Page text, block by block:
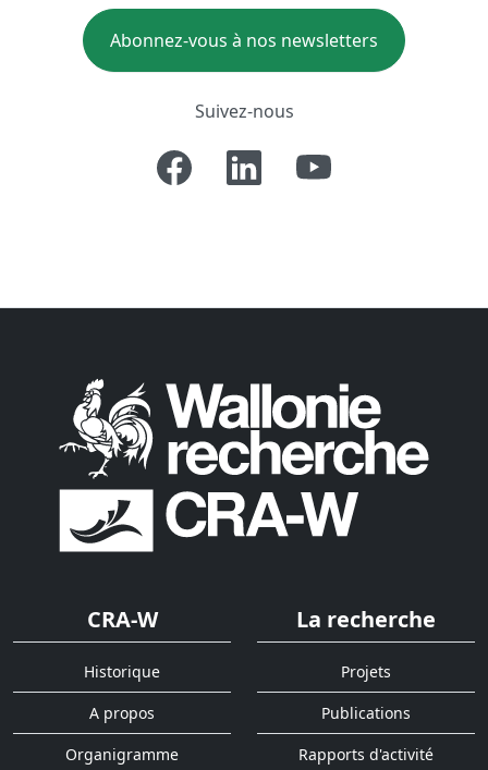
Abonnez-vous à nos newsletters
Suivez-nous
CRA-W
Historique
A propos
Organigramme
La recherche
Projets
Publications
Rapports d'activité